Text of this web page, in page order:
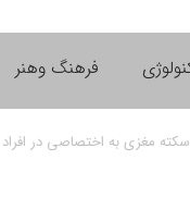
فرهنگ وهنر
مغزی به اختصاصی در افراد